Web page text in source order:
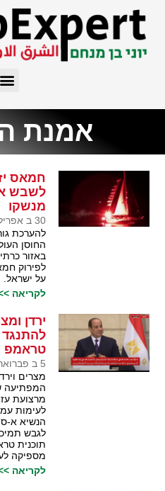
אמנת
חמאס
לשבש
מנשקו
30 ב אפריל 2026
להערכת
החוסן
באזור
לפירוק
על ישראל.
לקריאה
ירדן
להתנגד
טראמפ
5 ב פברואר 2025
מצרים
המפתיעה
מרצועת
לעימות
הנשיא א-
לגבש
תוכנית
מספיקה
לקריאה